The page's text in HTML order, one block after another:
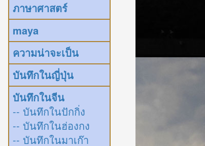
ภาษาศาสตร์
maya
ความน่าจะเป็น
บันทึกในญี่ปุ่น
บันทึกในจีน
-- บันทึกในปักกิ่ง
-- บันทึกในฮ่องกง
-- บันทึกในมาเก๊า